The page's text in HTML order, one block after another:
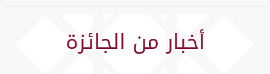
أخبار من الجائزة